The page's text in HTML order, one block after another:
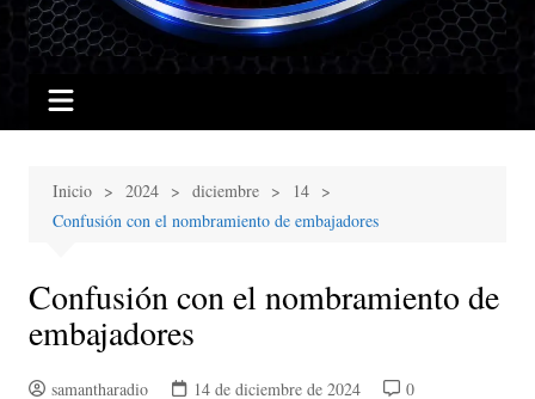
Inicio 2024 diciembre
14
Confusión con el nombramiento de embajadores
Confusión con el nombramiento de
embajadores
samantharadio 14 de diciembre de 2024
0